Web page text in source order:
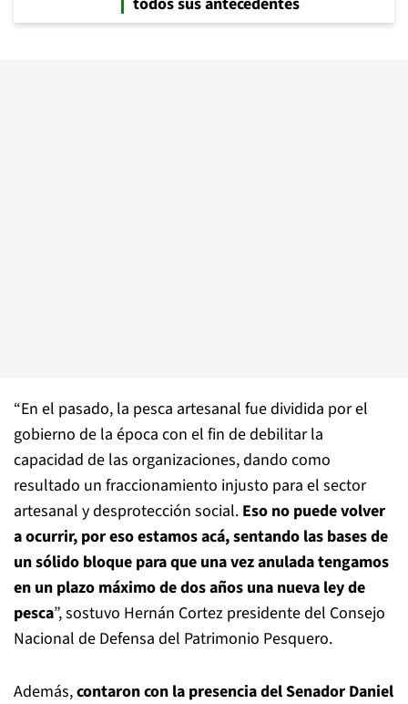
“En el pasado, la pesca artesanal fue dividida por el
gobierno de la época con el fin de debilitar la
capacidad de las organizaciones, dando como
resultado un fraccionamiento injusto para el sector
artesanal y desprotección social. Eso no puede volver
a ocurrir, por eso estamos acá, sentando las bases de
un sólido bloque para que una vez anulada tengamos
en un plazo máximo de dos años una nueva ley de
pesca”, sostuvo Hernán Cortez presidente del Consejo
Nacional de Defensa del Patrimonio Pesquero.
Además,contaron con la presencia del Senador Daniel